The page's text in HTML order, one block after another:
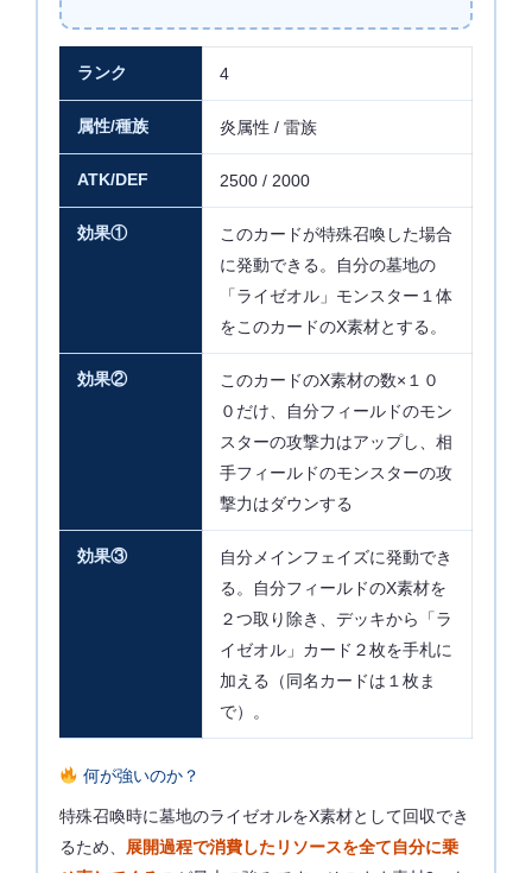
ランク 4
属性/種族 炎属性 / 雷族
ATK/DEF 2500 / 2000
効果①
このカードが特殊召喚した場合
に発動できる。自分の墓地の
「ライゼオル」モンスター１体
をこのカードのX素材とする。
効果②
このカードのX素材の数×１０
０だけ、自分フィールドのモン
スターの攻撃力はアップし、相
手フィールドのモンスターの攻
撃力はダウンする
効果③
自分メインフェイズに発動でき
る。自分フィールドのX素材を
２つ取り除き、デッキから「ラ
イゼオル」カード２枚を手札に
加える（同名カードは１枚ま
で）。
何が強いのか？
特殊召喚時に墓地のライゼオルをX素材として回収でき
るため、 展開過程で消費したリソースを全て自分に乗